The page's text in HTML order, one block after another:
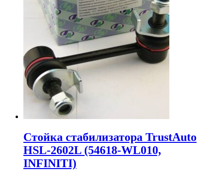
Стойка стабилизатора TrustAuto
HSL-2602L (54618-WL010,
INFINITI)